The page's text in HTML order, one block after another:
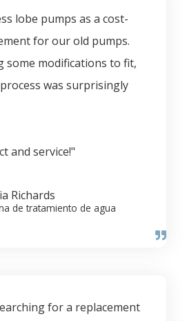
lobe pumps as a cost-
for our old pumps.
some modifications to fit,
was surprisingly
and service!"
Richards
de tratamiento de agua
for a replacement